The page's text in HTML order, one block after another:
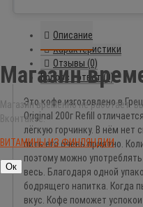
Описание
Характеристики
Отзывы (0)
Вопрос - ответ (0)
Это кофе изготовлено в
Original 200г Refill
лёгкую горчинку. В нём нет
пить его очень приятно.
поэтому можно
весь. Благодаря одной
бодрящего напитка. Когда
вкус. Кофе поможет
Магазин
Магазин временно не работает.
Вконтакте:
ВИТАМИНЫ ИЗ ФИНЛЯНДИИ
Ок